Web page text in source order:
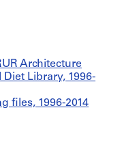
Architecture
Library, 1996-
files, 1996-2014